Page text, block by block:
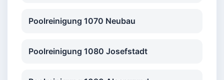
Poolreinigung 1070 Neubau
Poolreinigung 1080 Josefstadt